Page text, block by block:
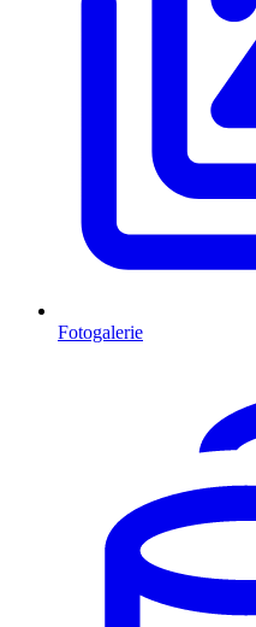
Fotogalerie